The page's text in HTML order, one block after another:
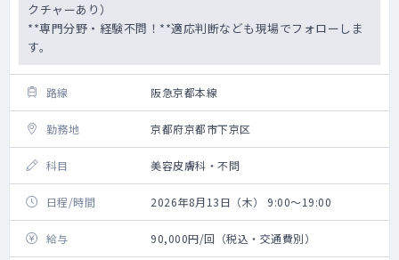
クチャーあり）
**専門分野・経験不問！**適応判断なども現場でフォローしま
す。
路線 阪急京都本線
勤務地 京都府京都市下京区
科目 美容皮膚科・不問
日程/時間 2026年8月13日（木） 9:00～19:00
給与 90,000円/回（税込・交通費別）